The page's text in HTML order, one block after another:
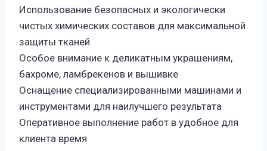
Использование безопасных и экологически
чистых химических составов для максимальной
защиты тканей
Особое внимание к деликатным украшениям,
бахроме, ламбрекенов и вышивке
Оснащение специализированными машинами и
инструментами для наилучшего результата
Оперативное выполнение работ в удобное для
клиента время